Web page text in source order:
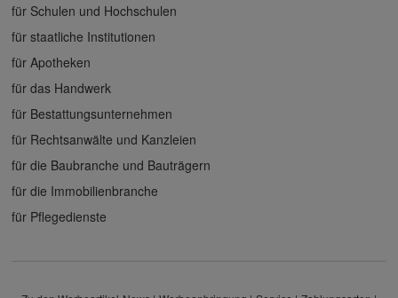
für Schulen und Hochschulen
für staatliche Institutionen
für Apotheken
für das Handwerk
für Bestattungsunternehmen
für Rechtsanwälte und Kanzleien
für die Baubranche und Bauträgern
für die Immobilienbranche
für Pflegedienste